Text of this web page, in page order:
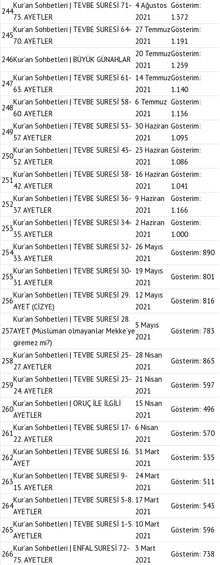
244
Kur’an Sohbetleri | TEVBE SURESİ 71-
73. AYETLER
4 Ağustos
2021
Gösterim:
1.372
245
Kur’an Sohbetleri | TEVBE SURESİ 64-
70. AYETLER
27 Temmuz
2021
Gösterim:
1.191
246Kur’an Sohbetleri | BÜYÜK GÜNAHLAR
20 Temmuz
2021
Gösterim:
1.239
247
Kur’an Sohbetleri | TEVBE SURESİ 61-
63. AYETLER
14 Temmuz
2021
Gösterim:
1.140
248
Kur’an Sohbetleri | TEVBE SURESİ 58-
60. AYETLER
6 Temmuz
2021
Gösterim:
1.136
249
Kur’an Sohbetleri | TEVBE SURESİ 53-
57. AYETLER
30 Haziran
2021
Gösterim:
1.095
250
Kur’an Sohbetleri | TEVBE SURESİ 43-
52. AYETLER
23 Haziran
2021
Gösterim:
1.086
251
Kur’an Sohbetleri | TEVBE SURESİ 38-
42. AYETLER
16 Haziran
2021
Gösterim:
1.041
252
Kur’an Sohbetleri | TEVBE SURESİ 36-
37. AYETLER
9 Haziran
2021
Gösterim:
1.166
253
Kur’an Sohbetleri | TEVBE SURESİ 34-
35. AYETLER
2 Haziran
2021
Gösterim:
1.000
254
Kur’an Sohbetleri | TEVBE SURESİ 32-
33. AYETLER
26 Mayıs
2021
Gösterim: 890
255
Kur’an Sohbetleri | TEVBE SURESİ 30-
31. AYETLER
19 Mayıs
2021
Gösterim: 801
256
Kur’an Sohbetleri | TEVBE SURESİ 29.
AYET (CİZYE)
12 Mayıs
2021
Gösterim: 816
257
Kur’an Sohbetleri | TEVBE SURESİ 28.
AYET (Müslüman olmayanlar Mekke’ye
giremez mi?)
5 Mayıs
2021
Gösterim: 783
258
Kur’an Sohbetleri | TEVBE SURESİ 25-
27. AYETLER
28 Nisan
2021
Gösterim: 865
259
Kur’an Sohbetleri | TEVBE SURESİ 23-
24. AYETLER
21 Nisan
2021
Gösterim: 597
260
Kur’an Sohbetleri | ORUÇ İLE İLGİLİ
AYETLER
15 Nisan
2021
Gösterim: 496
261
Kur’an Sohbetleri | TEVBE SURESİ 17-
22. AYETLER
6 Nisan
2021
Gösterim: 570
262
Kur’an Sohbetleri | TEVBE SURESİ 16.
AYET
31 Mart
2021
Gösterim: 535
263
Kur’an Sohbetleri | TEVBE SURESİ 9-
15. AYETLER
24 Mart
2021
Gösterim: 511
264
Kur’an Sohbetleri | TEVBE SURESİ 5-8.
AYETLER
17 Mart
2021
Gösterim: 543
265
Kur’an Sohbetleri | TEVBE SURESİ 1-5.
AYETLER
10 Mart
2021
Gösterim: 596
266
Kur’an Sohbetleri | ENFAL SURESİ 72-
75. AYETLER
3 Mart
2021
Gösterim: 738